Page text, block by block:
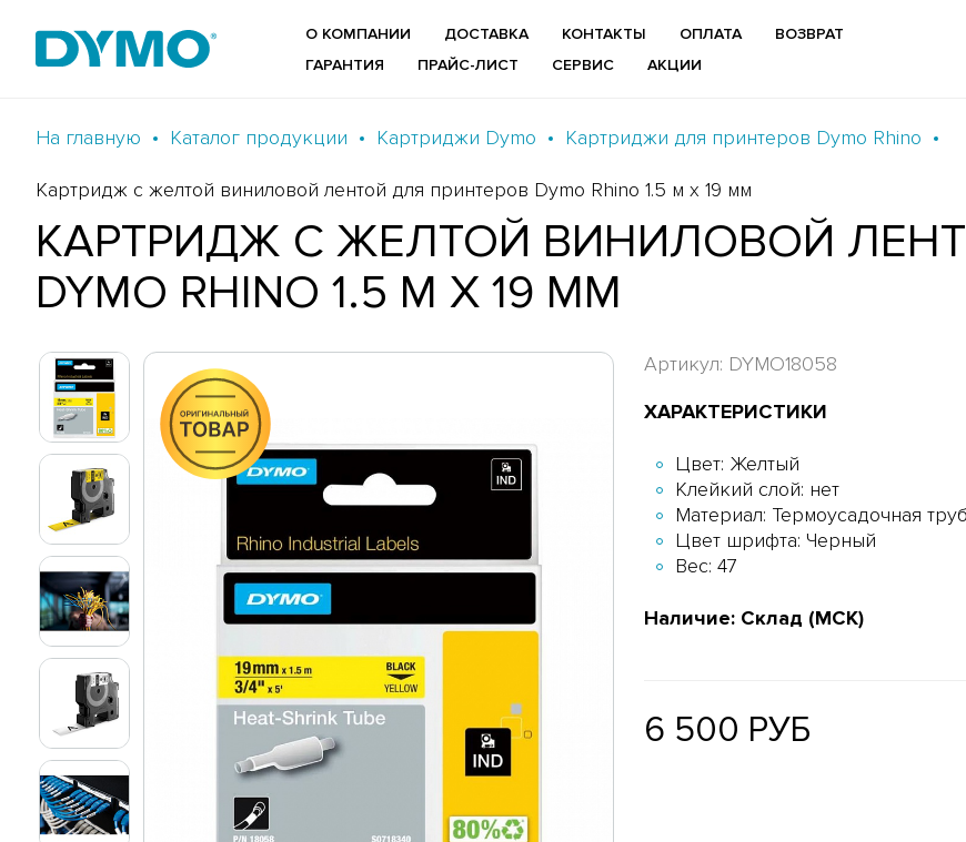
О КОМПАНИИ ДОСТАВКА КОНТАКТЫ ОПЛАТА
ВОЗВРАТ
ГАРАНТИЯ
ПРАЙС-ЛИСТ СЕРВИС АКЦИИ
На главную Каталог продукции Картриджи Dymo Картриджи для принтеров Dymo Rhino
Картридж c желтой виниловой лентой для принтеров Dymo Rhino 1.5 м x 19 мм
КАРТРИДЖ C ЖЕЛТОЙ ВИНИЛОВОЙ
DYMO RHINO 1.5 М X 19 ММ
Артикул: DYMO18058
ХАРАКТЕРИСТИКИ
Цвет: Желтый
Клейкий слой: нет
Материал: Термоусадочная
Цвет шрифта: Черный
Вес: 47
Наличие: Склад (МСК)
6 500 РУБ